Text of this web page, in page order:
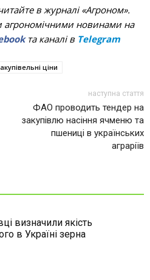
в журналі «Агроном».
агрономічними новинами на
та каналі в Telegram
ціни
наступна стаття
ФАО проводить тендер на
закупівлю насіння ячменю та
пшениці в українських
аграріїв
визначили якість
в Україні зерна